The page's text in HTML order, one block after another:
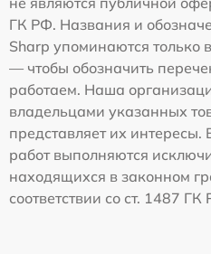
ГК РФ. Названия и
Sharp упоминаются
— чтобы обозначить
работаем. Наша
владельцами указанных
представляет их
работ выполняются
находящихся в законном
соответствии со ст. 1487 ГК